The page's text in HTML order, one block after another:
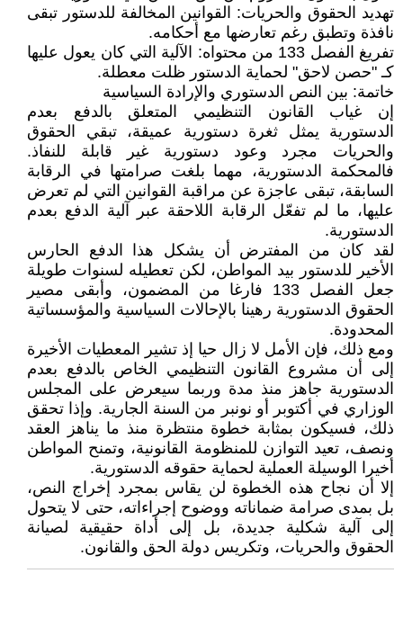
تهديد الحقوق والحريات: القوانين المخالفة للدستور تبقى
نافذة وتطبق رغم تعارضها مع أحكامه.
تفريغ الفصل 133 من محتواه: الآلية التي كان يعول عليها
كـ "حصن لاحق" لحماية الدستور ظلت معطلة.
خاتمة: بين النص الدستوري والإرادة السياسية
إن غياب القانون التنظيمي المتعلق بالدفع بعدم
الدستورية يمثل ثغرة دستورية عميقة، تبقي الحقوق
والحريات مجرد وعود دستورية غير قابلة للنفاذ.
فالمحكمة الدستورية، مهما بلغت صرامتها في الرقابة
السابقة، تبقى عاجزة عن مراقبة القوانين التي لم تعرض
عليها، ما لم تفعّل الرقابة اللاحقة عبر آلية الدفع بعدم
الدستورية.
لقد كان من المفترض أن يشكل هذا الدفع الحارس
الأخير للدستور بيد المواطن، لكن تعطيله لسنوات طويلة
جعل الفصل 133 فارغا من المضمون، وأبقى مصير
الحقوق الدستورية رهينا بالإحالات السياسية والمؤسساتية
المحدودة.
ومع ذلك، فإن الأمل لا زال حيا إذ تشير المعطيات الأخيرة
إلى أن مشروع القانون التنظيمي الخاص بالدفع بعدم
الدستورية جاهز منذ مدة وربما سيعرض على المجلس
الوزاري في أكتوبر أو نونبر من السنة الجارية. وإذا تحقق
ذلك، فسيكون بمثابة خطوة منتظرة منذ ما يناهز العقد
ونصف، تعيد التوازن للمنظومة القانونية، وتمنح المواطن
أخيرا الوسيلة العملية لحماية حقوقه الدستورية.
إلا أن نجاح هذه الخطوة لن يقاس بمجرد إخراج النص،
بل بمدى صرامة ضماناته ووضوح إجراءاته، حتى لا يتحول
إلى آلية شكلية جديدة، بل إلى أداة حقيقية لصيانة
الحقوق والحريات، وتكريس دولة الحق والقانون.